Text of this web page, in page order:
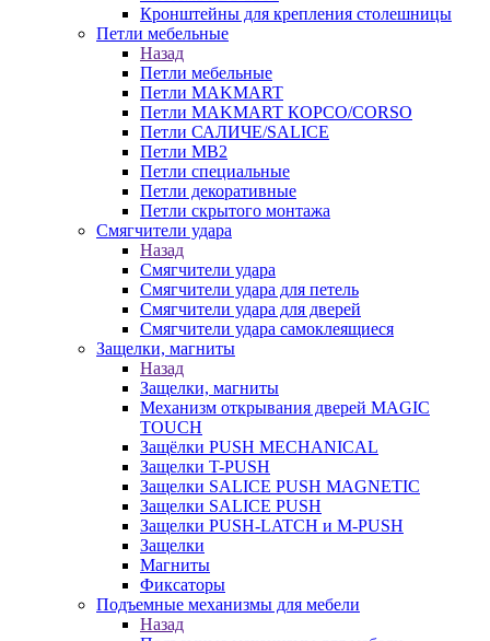
Кронштейны для крепления столешницы
Петли мебельные
Назад
Петли мебельные
Петли MAKMART
Петли MAKMART КОРСО/CORSO
Петли САЛИЧЕ/SALICE
Петли MB2
Петли специальные
Петли декоративные
Петли скрытого монтажа
Смягчители удара
Назад
Смягчители удара
Смягчители удара для петель
Смягчители удара для дверей
Cмягчители удара самоклеящиеся
Защелки, магниты
Назад
Защелки, магниты
Механизм открывания дверей MAGIC
TOUCH
Защёлки PUSH MECHANICAL
Защелки T-PUSH
Защелки SALICE PUSH MAGNETIC
Защелки SALICE PUSH
Защелки PUSH-LATCH и M-PUSH
Защелки
Магниты
Фиксаторы
Подъемные механизмы для мебели
Назад